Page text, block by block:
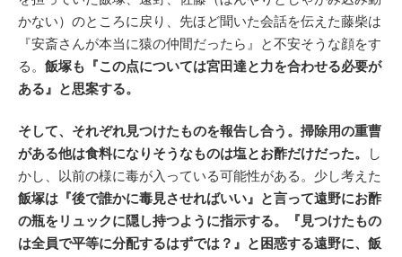
かない）のところに戻り、先ほど聞いた会話を伝えた藤柴は
『安斎さんが本当に猿の仲間だったら』と不安そうな顔をす
る。 飯塚も『この点については宮田達と力を合わせる必要が
ある』と思案する。
そして、それぞれ見つけたものを報告し合う。掃除用の重曹
がある他は食料になりそうなものは塩とお酢だけだった。
し
かし、以前の様に毒が入っている可能性がある。少し考えた
飯塚は『後で誰かに毒見させればいい』と言って遠野にお酢
の瓶をリュックに隠し持つように指示する。『見つけたもの
は全員で平等に分配するはずでは？』と困惑する遠野に、飯